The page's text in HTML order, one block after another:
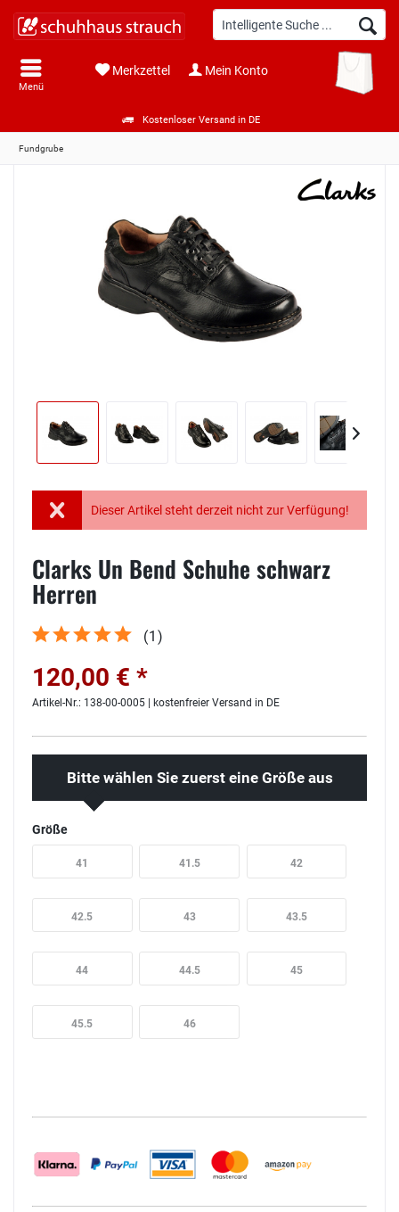
Kostenloser Versand in DE
Menü
Merkzettel Mein Konto
Fundgrube
Dieser Artikel steht derzeit nicht zur Verfügung!
Clarks Un Bend Schuhe schwarz
Herren
(1 )
120,00 € *
Artikel-Nr.: 138-00-0005 | kostenfreier Versand in DE
Bitte wählen Sie zuerst eine Größe aus
Größe
41 41.5 42
42.5 43 43.5
44 44.5 45
45.5 46